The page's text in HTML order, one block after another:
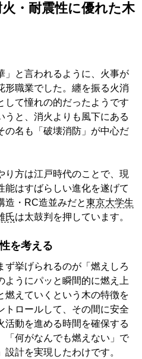
・耐震性に優れた木
と言われるように、火事が
形職業でした。纏を振る火消
して憧れの的だったようです
うと、消火よりも風下にある
の名も「破壊消防」が中心だ
方は江戸時代のことで、現
能はすばらしい進化を遂げて
造・RC造並みだと東京大学生
氏は太鼓判を押しています。
を考える
挙げられるのが「燃えしろ
ようにパッと瞬間的に燃え上
燃えていくという木の特徴を
トロールして、その間に安全
活動を進める時間を確保する
「何がなんでも燃えない」で
計を実現したわけです。